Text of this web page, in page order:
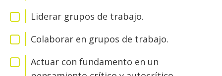
Liderar grupos de trabajo.
Colaborar en grupos de trabajo.
Actuar con fundamento en un